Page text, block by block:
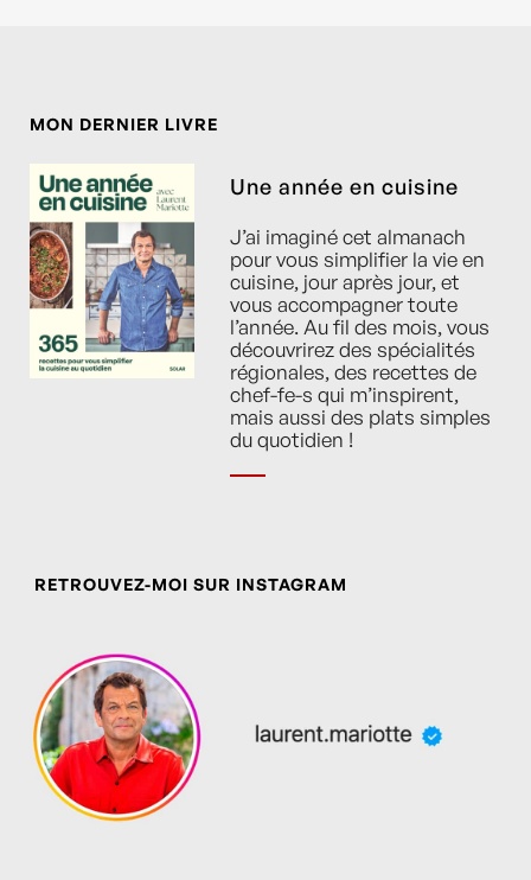
MON DERNIER LIVRE
Une année en cuisine
J’ai imaginé cet almanach
pour vous simplifier la vie en
cuisine, jour après jour, et
vous accompagner toute
l’année. Au fil des mois, vous
découvrirez des spécialités
régionales, des recettes de
chef-fe-s qui m’inspirent,
mais aussi des plats simples
du quotidien !
RETROUVEZ-MOI SUR INSTAGRAM